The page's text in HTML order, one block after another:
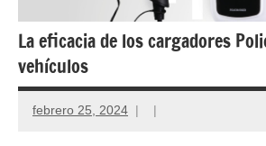
La eficacia de los cargadores
vehículos
febrero 25, 2024